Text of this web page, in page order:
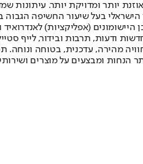
יותר ומדויקת יותר. עיתונות
ב-30 ביולי 2007, וב-2010 הפך "ישראל היום"
ודעות, תרבות ובידור, לייף
חוויה מהירה, עדכנית, בטוחה
ומבצעים על מוצרים